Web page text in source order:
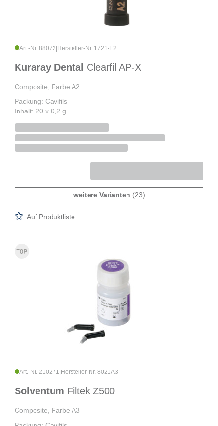
Art.-Nr. 88072 Hersteller-Nr. 1721-E2
Kuraray Dental Clearfil AP-X
Composite, Farbe A2
Packung: Cavifils
Inhalt: 20 x 0,2 g
weitere Varianten (23)
Auf Produktliste
Art.-Nr. 210271 Hersteller-Nr. 8021A3
Solventum Filtek Z500
Composite, Farbe A3